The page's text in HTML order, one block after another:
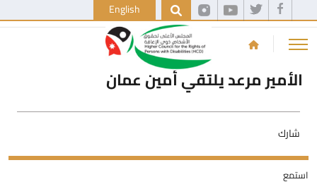
English
الأمير مرعد يلتقي أمين عمان
شارك
استمع